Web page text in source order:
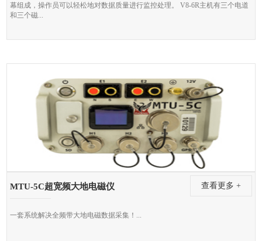
幕组成，操作员可以轻松地对数据质量进行监控处理。 V8-6R主机有三个电道
和三个磁...
MTU-5C超宽频大地电磁仪 查看更多 +
一套系统解决全频带大地电磁数据采集！...